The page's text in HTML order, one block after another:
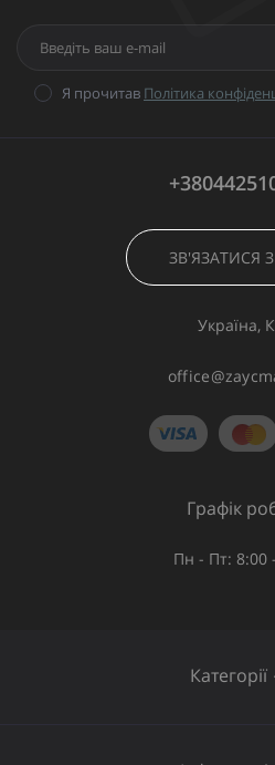
Я прочитав Політика
ЗВ'ЯЗАТИСЯ
Україна,
Категорії
Графік
Пн - Пт: 8:00